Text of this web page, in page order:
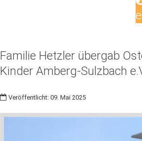
Familie Hetzler übergab
Kinder Amberg-Sulzbach
Veröffentlicht: 09. Mai 2025